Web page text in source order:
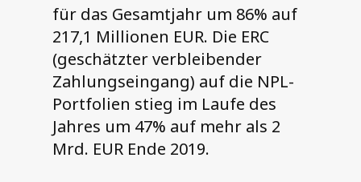
für das Gesamtjahr um 86% auf
217,1 Millionen EUR. Die ERC
(geschätzter verbleibender
Zahlungseingang) auf die NPL-
Portfolien stieg im Laufe des
Jahres um 47% auf mehr als 2
Mrd. EUR Ende 2019.